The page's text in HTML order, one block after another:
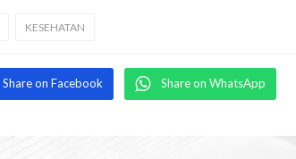
KESEHATAN
Share on Facebook Share on WhatsApp